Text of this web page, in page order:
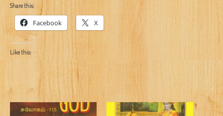
Share this:
Facebook X
Like this: